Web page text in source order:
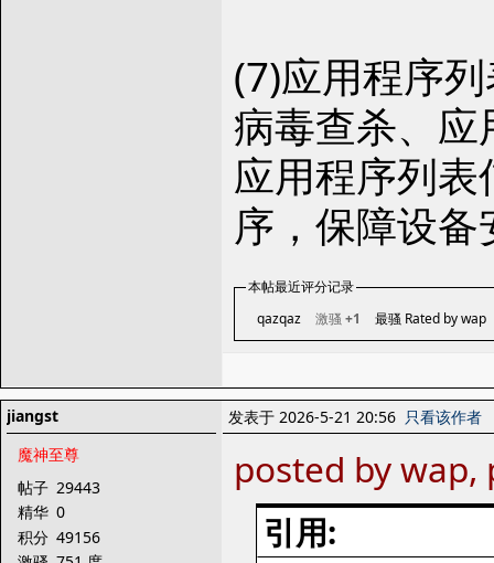
(7)应用程序
病毒查杀、
应用程序列
序，保障设备
本帖最近评分记录
qazqaz
激骚 +1 最骚 Rated by wap
jiangst
魔神至尊
帖子 29443
精华 0
积分 49156
发表于 2026-5-21 20:56 只看该作者
posted by
引用: